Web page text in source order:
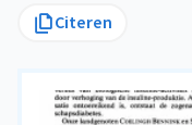
Citeren